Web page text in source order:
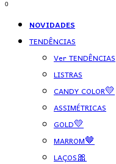
0
NOVIDADES
TENDÊNCIAS
Ver TENDÊNCIAS
LISTRAS
CANDY COLOR💛
ASSIMÉTRICAS
GOLD💛
MARROM🤎
LAÇOS🎀